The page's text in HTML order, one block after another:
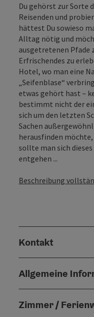
Du gehörst zur Sorte
Reisenden und
hättest Du sowieso
Alltag nötig und
ausgetretenen Pfade
Erfrischendes zu
Hotel, wo man eine
„Seifenblase“
etwas gehört hast –
bestimmt nicht der
sich um den letzten
Sachen
herausfinden
sollte man sich
entgehen ...
Beschreibung
Kontakt
Allgemeine
Zimmer /